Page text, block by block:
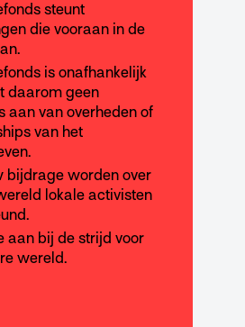
steunt
die vooraan in de
is onafhankelijk
daarom geen
aan van overheden of
van het
bijdrage worden over
lokale activisten
aan bij de strijd voor
wereld.